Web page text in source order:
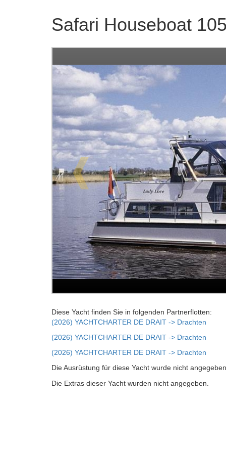
Safari Houseboat
❰
Diese Yacht finden Sie in folgenden Partnerflotten:
(2026) YACHTCHARTER DE DRAIT -> Drachten
(2026) YACHTCHARTER DE DRAIT -> Drachten
(2026) YACHTCHARTER DE DRAIT -> Drachten
Die Ausrüstung für diese Yacht wurde nicht
Die Extras dieser Yacht wurden nicht angegeben.